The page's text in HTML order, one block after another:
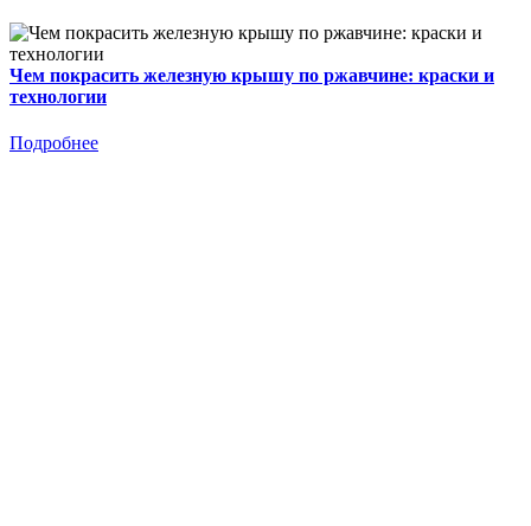
Чем покрасить железную крышу по ржавчине: краски и
технологии
Подробнее